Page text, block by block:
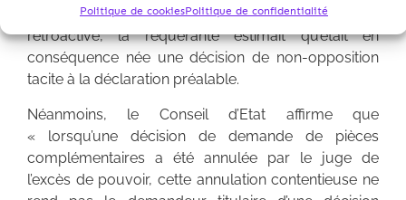
Politique de cookiesPolitique de confidentialité
complémentaires entrainant sa disparition
rétroactive, la requérante estimait qu’était en
conséquence née une décision de non-opposition
tacite à la déclaration préalable.
Néanmoins, le Conseil d’Etat affirme que
« lorsqu’une décision de demande de pièces
complémentaires a été annulée par le juge de
l’excès de pouvoir, cette annulation contentieuse ne